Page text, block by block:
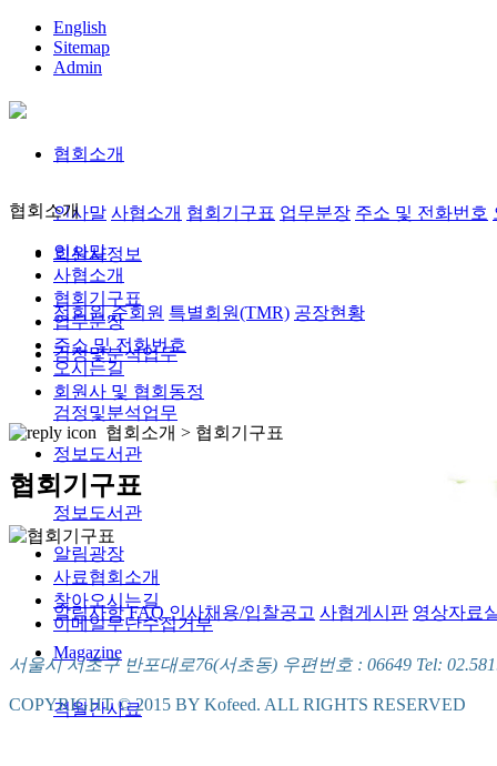
English
Sitemap
Admin
협회소개
인사말 사협소개 협회기구표 업무분장 주소 및 전화번호
회원사정보
정회원,준회원 특별회원(TMR) 공장현황
검정및분석업무
검정및분석업무
정보도서관
정보도서관
알림광장
알림사항 FAQ 인사채용/입찰공고 사협게시판 영상자료
Magazine
격월간사료
협회소개
인사말
사협소개
협회기구표
업무분장
주소 및 전화번호
오시는길
회원사 및 협회동정
협회소개 > 협회기구표
협회기구표
사료협회소개
찾아오시는길
이메일무단수집거부
서울시 서초구 반포대로76(서초동) 우편번호 : 06649 Tel:
COPYRIGHT © 2015 BY Kofeed. ALL RIGHTS RESERVED